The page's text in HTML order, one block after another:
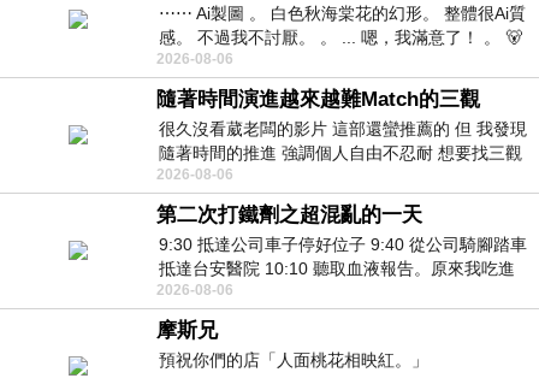
⋯⋯ Ai製圖 。 白色秋海棠花的幻形。 整體很Ai質
感。 不過我不討厭。 。 ... 嗯，我滿意了！ 。 🐻
昨中
2026-08-06
隨著時間演進越來越難Match的三觀
很久沒看葳老闆的影片 這部還蠻推薦的 但 我發現
隨著時間的推進 強調個人自由不忍耐 想要找三觀
接近的不要說對象 連朋友都超
2026-08-06
第二次打鐵劑之超混亂的一天
9:30 抵達公司車子停好位子 9:40 從公司騎腳踏車
抵達台安醫院 10:10 聽取血液報告。原來我吃進
去的 B12 彌可保並非沒有吸收而是超
2026-08-06
摩斯兄
預祝你們的店「人面桃花相映紅。」